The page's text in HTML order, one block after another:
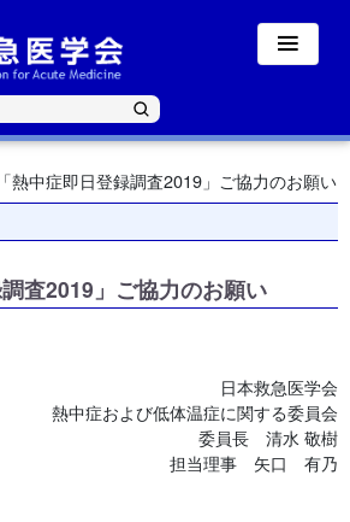
「熱中症即日登録調査2019」ご協力のお願い
調査2019」ご協力のお願い
日本救急医学会
熱中症および低体温症に関する委員会
委員長 清水 敬樹
担当理事 矢口 有乃